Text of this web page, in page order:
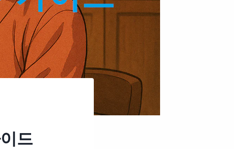
드